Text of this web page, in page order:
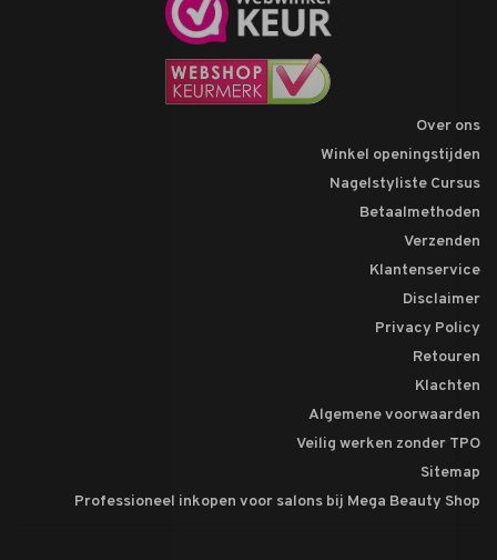
Over ons
Winkel openingstijden
Nagelstyliste Cursus
Betaalmethoden
Verzenden
Klantenservice
Disclaimer
Privacy Policy
Retouren
Klachten
Algemene voorwaarden
Veilig werken zonder TPO
Sitemap
Professioneel inkopen voor salons bij Mega Beauty Shop